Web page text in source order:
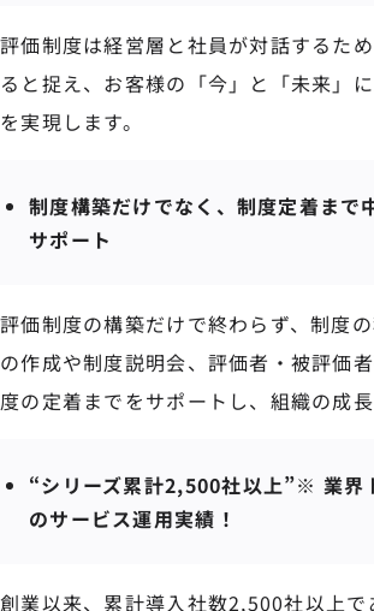
評価制度は経営層と社員が対話するた
ると捉え、お客様の「今」と「未来」
を実現します。
制度構築だけでなく、制度定着まで
サポート
評価制度の構築だけで終わらず、制度
の作成や制度説明会、評価者・被評価
度の定着までをサポートし、組織の成長
“シリーズ累計2,500社以上”※ 業界
のサービス運用実績！
創業以来、累計導入社数2,500社以上